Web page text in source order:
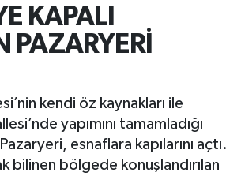
KAPALI
PAZARYERİ
kendi öz kaynakları ile
yapımını tamamladığı
esnaflara kapılarını açtı.
bilinen bölgede konuşlandırılan
Yoğunluk Haritası
Durumu ve Fikstür
Haberleri